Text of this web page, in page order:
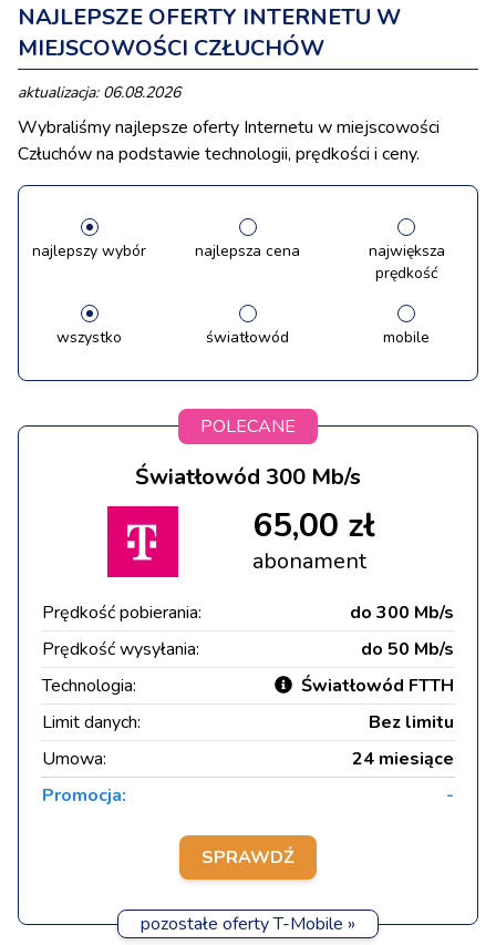
NAJLEPSZE OFERTY INTERNETU W
MIEJSCOWOŚCI CZŁUCHÓW
aktualizacja: 06.08.2026
Wybraliśmy najlepsze oferty Internetu w miejscowości
Człuchów na podstawie technologii, prędkości i ceny.
najlepszy wybór najlepsza cena
największa
prędkość
wszystko światłowód mobile
POLECANE
Światłowód 300 Mb/s
65,00 zł
abonament
Prędkość pobierania:
do 300 Mb/s
Prędkość wysyłania:
do 50 Mb/s
Technologia:
Światłowód FTTH
Limit danych:
Bez limitu
Umowa:
24 miesiące
Promocja:
-
SPRAWDŹ
pozostałe oferty T-Mobile »